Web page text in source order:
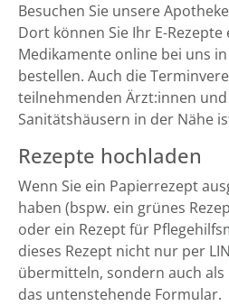
Besuchen Sie unsere
Dort können Sie Ihr E-
Medikamente online bei uns
bestellen. Auch die
teilnehmenden Ärzt:innen und
Sanitätshäusern in der Nähe
Rezepte hochladen
Wenn Sie ein Papierrezept
haben (bspw. ein grünes
oder ein Rezept für
dieses Rezept nicht nur per
übermitteln, sondern auch als
das untenstehende Formular.